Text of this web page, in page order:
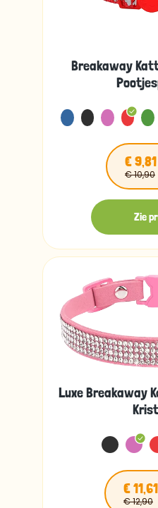
Breakaway
€ 9,81
€ 10,90
Zie
Luxe Breakaway
€ 11,61
€ 12,90